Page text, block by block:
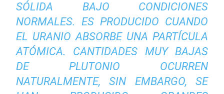
SÓLIDA BAJO CONDICIONES
NORMALES. ES PRODUCIDO CUANDO
EL URANIO ABSORBE UNA PARTÍCULA
ATÓMICA. CANTIDADES MUY BAJAS
DE PLUTONIO OCURREN
NATURALMENTE, SIN EMBARGO, SE